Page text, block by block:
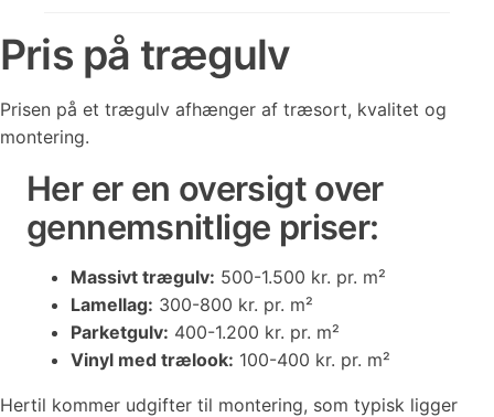
Pris på trægulv
Prisen på et trægulv afhænger af træsort, kvalitet og
montering.
Her er en oversigt over
gennemsnitlige priser:
Massivt trægulv: 500-1.500 kr. pr. m²
Lamellag: 300-800 kr. pr. m²
Parketgulv: 400-1.200 kr. pr. m²
Vinyl med trælook: 100-400 kr. pr. m²
Hertil kommer udgifter til montering, som typisk ligger